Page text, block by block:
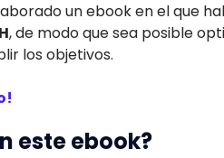
un ebook en el que
, de modo que sea posible
los objetivos.
este ebook?